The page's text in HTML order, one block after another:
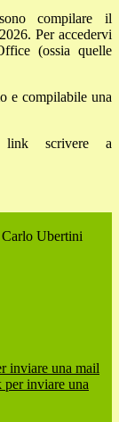
compilare il
Per accedervi
(ossia quelle
e compilabile una
scrivere a
Ubertini
inviare una mail
inviare una